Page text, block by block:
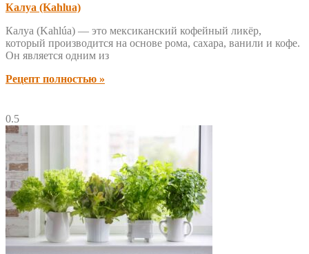
Калуа (Kahlua)
Калуа (Kahlúa) — это мексиканский кофейный ликёр,
который производится на основе рома, сахара, ванили и кофе.
Он является одним из
Рецепт полностью »